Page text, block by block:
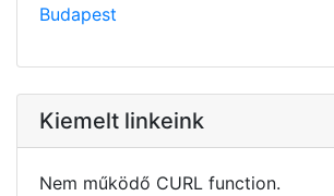
Budapest
Kiemelt linkeink
Nem működő CURL function.